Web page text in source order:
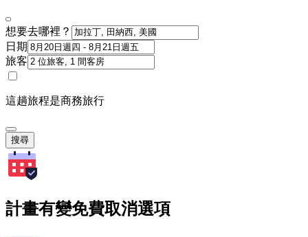
想要去哪裡？
日期
旅客
這趟旅程是商務旅行
搜尋
計畫有變免費取消選項